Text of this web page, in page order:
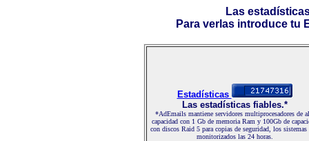
Las
Para verlas introduce tu
Estadísticas
Las estadísticas fiables.*
*AdEmails mantiene servidores multiprocesadores de
capacidad con 1 Gb de memoria Ram y 100Gb de
con discos Raid 5 para copias de seguridad, los sistemas
monitorizados las 24 horas.